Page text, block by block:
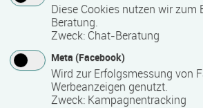
Bemerkungen zum Termin
Diese Qualifizierung läuft in Vollzeit.
Mindest­teilnehmer­anzahl
Diese Cookies nutzen wir zum
Beratung.
Zweck: Chat-Beratung
Meta (Facebook)
Wird zur Erfolgsmessung von
Werbeanzeigen genutzt.
Zweck: Kampagnentracking